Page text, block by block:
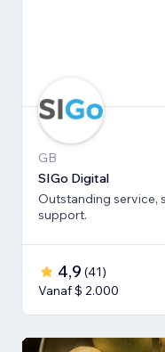
GB
SIGo Digital
Outstanding service,
support.
4,9 (41)
Vanaf $ 2.000